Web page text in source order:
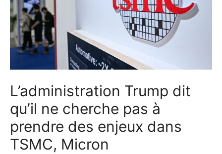
L’administration Trump dit
qu’il ne cherche pas à
prendre des enjeux dans
TSMC, Micron